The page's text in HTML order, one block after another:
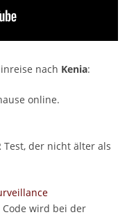
nach Kenia:
online.
Test, der nicht älter als
wird bei der